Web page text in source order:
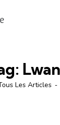
Les Articles